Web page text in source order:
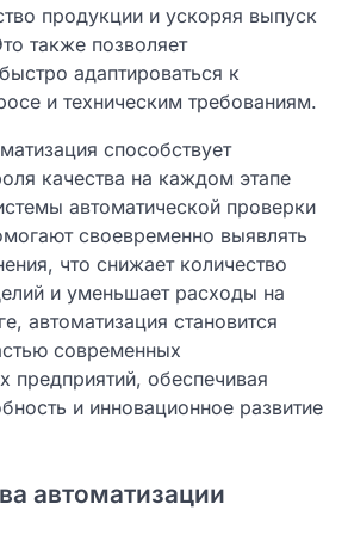
продукции и ускоряя выпуск
также позволяет
адаптироваться к
и техническим требованиям.
способствует
качества на каждом этапе
автоматической проверки
своевременно выявлять
что снижает количество
и уменьшает расходы на
автоматизация становится
современных
предприятий, обеспечивая
и инновационное развитие
автоматизации